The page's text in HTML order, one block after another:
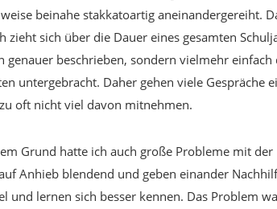
beinahe stakkatoartig aneinandergereiht.
zieht sich über die Dauer eines gesamten
genauer beschrieben, sondern vielmehr
untergebracht. Daher gehen viele Gespräche
oft nicht viel davon mitnehmen.
Grund hatte ich auch große Probleme mit der
Anhieb blendend und geben einander
und lernen sich besser kennen. Das Problem